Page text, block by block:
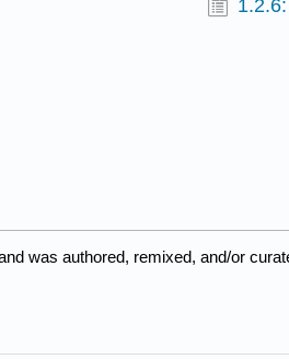
was authored, remixed, and/or